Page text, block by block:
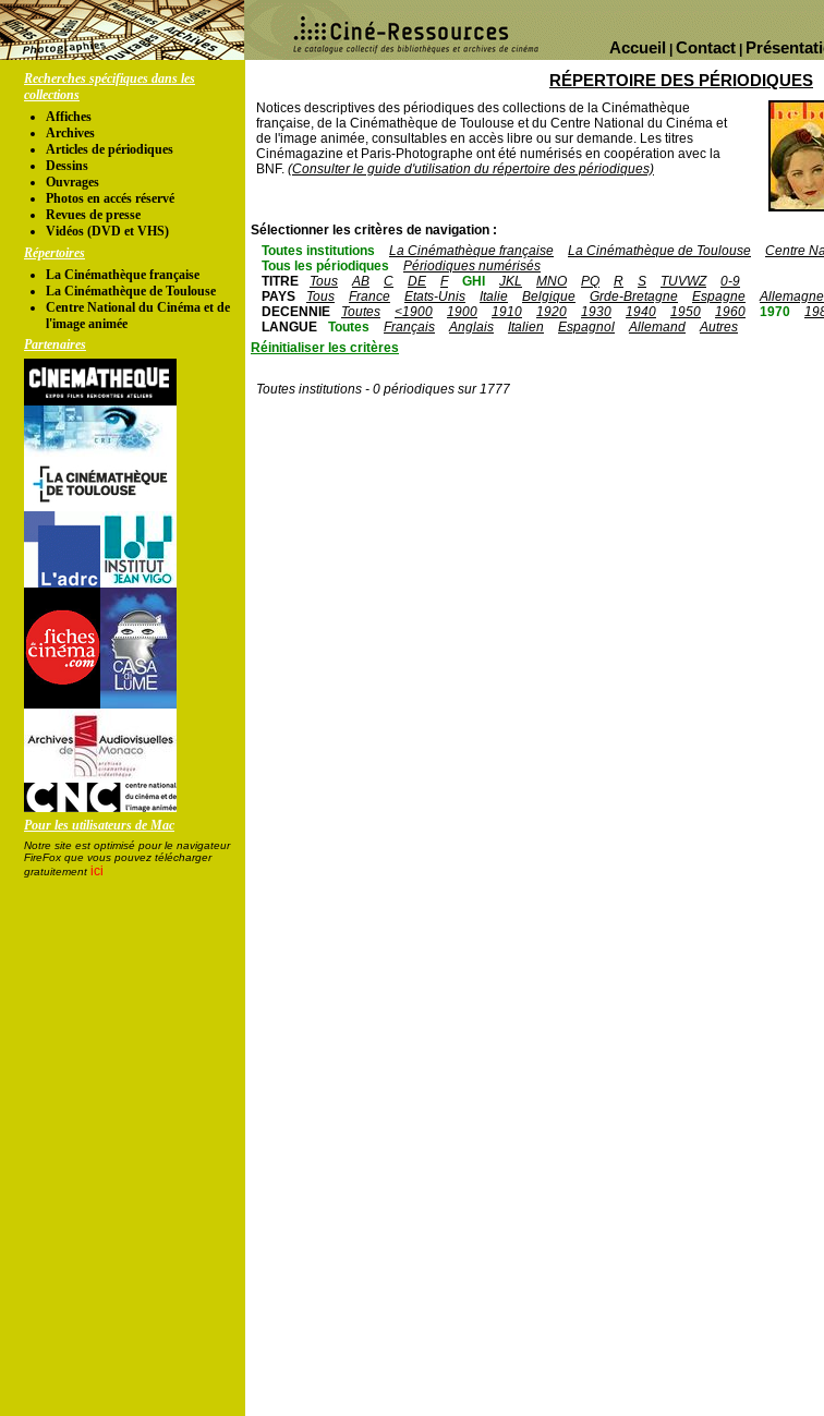
Contact
Accueil
Recherches spécifiques dans les
collections
Affiches
Archives
Articles de périodiques
Dessins
Ouvrages
Photos en accés réservé
Revues de presse
Vidéos (DVD et VHS)
Répertoires
La Cinémathèque française
La Cinémathèque de Toulouse
Centre National du Cinéma et de
l'image animée
Partenaires
Pour les utilisateurs de Mac
Notre site est optimisé pour le navigateur
FireFox que vous pouvez télécharger
gratuitement ici
RÉPERTOIRE DES PÉRIODIQUES
Notices descriptives des périodiques des collections de la Cinémathèque
française, de la Cinémathèque de Toulouse et du Centre National du Cinéma et
de l'image animée, consultables en accès libre ou sur demande. Les titres
Cinémagazine et Paris-Photographe ont été numérisés en coopération avec la
BNF. (Consulter le guide d'utilisation du répertoire des périodiques)
Sélectionner les critères de navigation :
Toutes institutions
La Cinémathèque française La Cinémathèque de Toulouse
Centre
Tous les périodiques
Périodiques numérisés
TITRE
Tous AB C DE F GHI JKL MNO PQ R S TUVWZ
0-9
PAYS
Tous France Etats-Unis Italie Belgique Grde-Bretagne Espagne Allemagne
DECENNIE
Toutes <1900 1900 1910 1920 1930 1940 1950 1960 1970
LANGUE
Toutes Français Anglais Italien Espagnol Allemand
Autres
Réinitialiser les critères
Toutes institutions - 0 périodiques sur 1777